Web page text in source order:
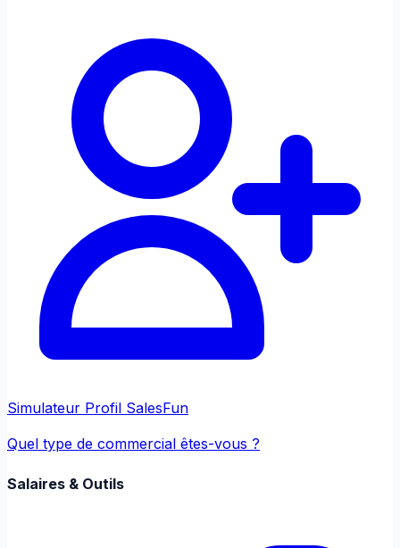
Simulateur Profil SalesFun
Quel type de commercial êtes-vous ?
Salaires & Outils